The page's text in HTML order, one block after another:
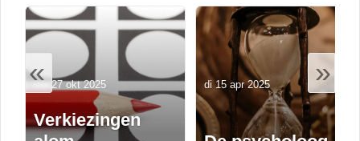
«
Verkiezingen
ma 27 okt 2025 di 15 apr 2025 »